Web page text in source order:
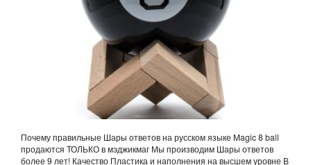
Почему правильные Шары ответов на русском языке Magic 8 ball
продаются ТОЛЬКО в мэджикмаг Мы производим Шары ответов
более 9 лет! Качество Пластика и наполнения на высшем уровне В